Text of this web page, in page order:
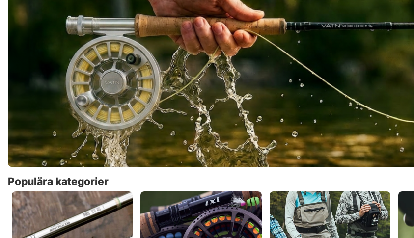
Populära kategorier